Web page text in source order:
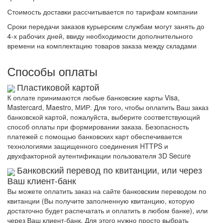
Стоимость доставки рассчитывается по тарифам компании
Сроки передачи заказов курьерским службам могут занять до
4-х рабочих дней, ввиду необходимости дополнительного
времени на комплектацию товаров заказа между складами
Способы оплаты
Пластиковой картой
К оплате принимаются любые банковские карты Visa,
Mastercard, Maestro, МИР. Для того, чтобы оплатить Ваш заказ
банковской картой, пожалуйста, выберите соответствующий
способ оплаты при формировании заказа. Безопасность
платежей с помощью банковских карт обеспечивается
технологиями защищенного соединения HTTPS и
двухфакторной аутентификации пользователя 3D Secure
Банковский перевод по квитанции, или через
Ваш клиент-банк
Вы можете оплатить заказ на сайте банковским переводом по
квитанции (Вы получите заполненную квитанцию, которую
достаточно будет распечатать и оплатить в любом банке), или
через Ваш клиент-банк. Для этого нужно просто выбрать